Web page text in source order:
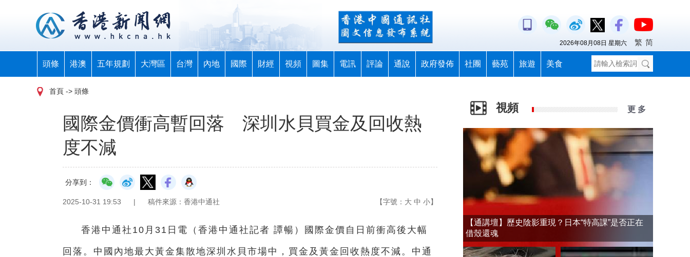
頭條 港澳 五年規劃 大灣區 台灣 內地 國際 財經 視頻 圖集 電訊 評論 通說 政府發佈 社團 藝苑 旅遊 美食
2026年08月08日 星期六 繁 简
首頁 -> 頭條
國際金價衝高暫回落 深圳水貝買金及回收熱
度不減
分享到：
2025-10-31 19:53 | 稿件來源：香港中通社 【字號： 大 中 小】
香港中通社10月31日電（ 香港中通社記者 譚暢） 國際金價自日前衝高後大幅
回落。中國內地最大黃金集散地深圳水貝市場中，買金及黃金回收熱度不減。中通
視頻 更 多
【通講壇】歷史陰影重現？日本“特高課”是否正在
借殼還魂